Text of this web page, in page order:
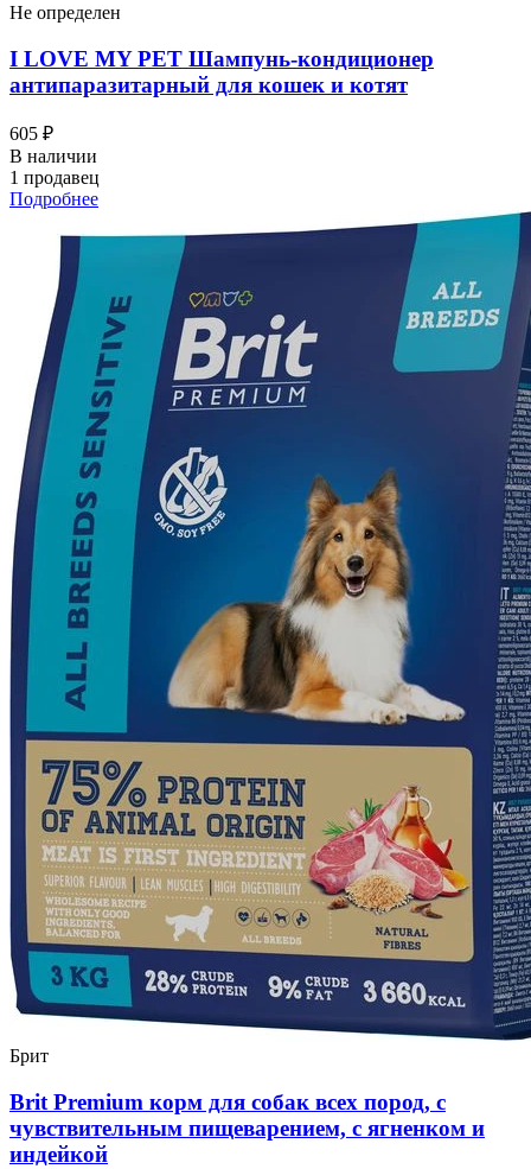
Не определен
I LOVЕ MY PET Шампунь-кондиционер
антипаразитарный для кошек и котят
605 ₽
В наличии
1 продавец
Подробнее
Брит
Brit Premium корм для собак всех пород, с
чувствительным пищеварением, с ягненком и
индейкой